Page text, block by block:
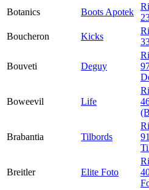
Botanics
Boots Apotek
Boucheron
Kicks
Bouveti Deguy
Boweevil Life
Brabantia Tilbords
Breitler Elite Foto